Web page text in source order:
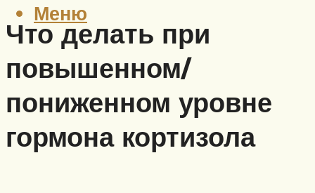
Меню
Что делать при
повышенном/
пониженном уровне
гормона кортизола